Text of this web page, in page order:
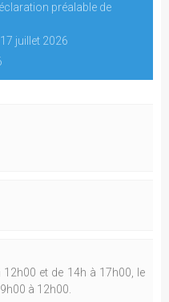
préalable de
juillet 2026
et de 14h à 17h00, le
à 12h00.